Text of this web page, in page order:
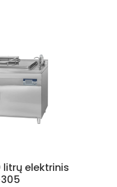
elektrinis